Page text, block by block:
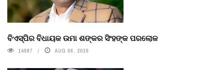
ବିଏସ୍‌ପିର ବିଧାୟକ ଉମା ଶଙ୍କର ସିଂହଙ୍କ ପରଲୋକ
14987 AUG 06, 2026